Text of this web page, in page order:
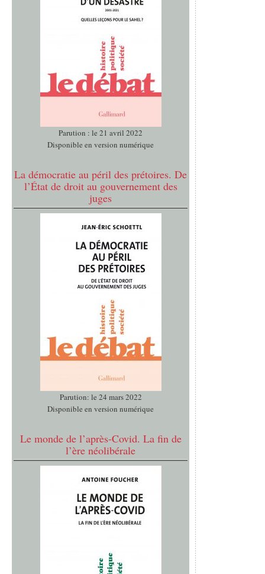
Parution : le 21 avril 2022
Disponible en version numérique
La démocratie au péril des prétoires. De
l’État de droit au gouvernement des
juges
Parution: le 24 mars 2022
Disponible en version numérique
Le monde de l’après-Covid. La fin de
l’ère néolibérale